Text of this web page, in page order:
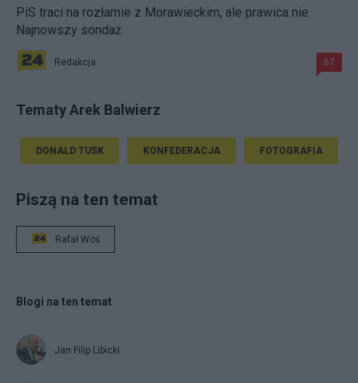
PiS traci na rozłamie z Morawieckim, ale prawica nie.
Najnowszy sondaż
Redakcja 67
Tematy Arek Balwierz
DONALD TUSK KONFEDERACJA FOTOGRAFIA
Piszą na ten temat
Rafał Woś
Blogi na ten temat
Jan Filip Libicki